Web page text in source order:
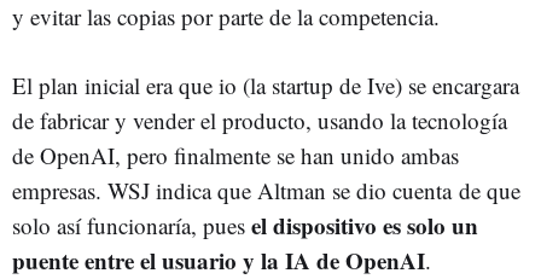
y evitar las copias por parte de la competencia.
El plan inicial era que io (la startup de Ive) se encargara
de fabricar y vender el producto, usando la tecnología
de OpenAI, pero finalmente se han unido ambas
empresas. WSJ indica que Altman se dio cuenta de que
solo así funcionaría, pues el dispositivo es solo un
puente entre el usuario y la IA de OpenAI.